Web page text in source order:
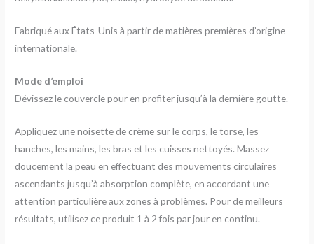
Fabriqué aux États-Unis à partir de matières premières d’origine
internationale.
Mode d’emploi
Dévissez le couvercle pour en profiter jusqu’à la dernière goutte.
Appliquez une noisette de crème sur le corps, le torse, les
hanches, les mains, les bras et les cuisses nettoyés. Massez
doucement la peau en effectuant des mouvements circulaires
ascendants jusqu’à absorption complète, en accordant une
attention particulière aux zones à problèmes. Pour de meilleurs
résultats, utilisez ce produit 1 à 2 fois par jour en continu.